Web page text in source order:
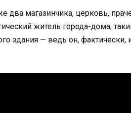
магазинчика, церковь,
житель города-дома,
здания — ведь он, фактически,